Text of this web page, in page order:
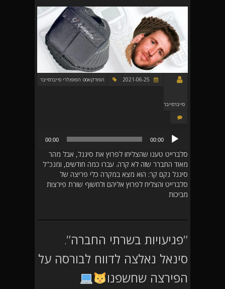
סייברסייבר
הפודקאסט הפופולרי סייברסייבר
00:00
00:00
סלברייט טענו שהצליחו לפרוץ את סיגנל, אבל מהר
מאוד התברר שזה לא קרה. עברו כמה חודשים, ומנכ"ל
סיגנל נקם קר: הוא מצא במקרה כלי פריצה של
סלברייט והצליח לפרוץ אליהם ולחשוף שורת פירצות
מביכות
"פגיעויות בשרתי החברה".
סינאל נאלצה לדווח לבורסה על
הפירצה שחשפנו